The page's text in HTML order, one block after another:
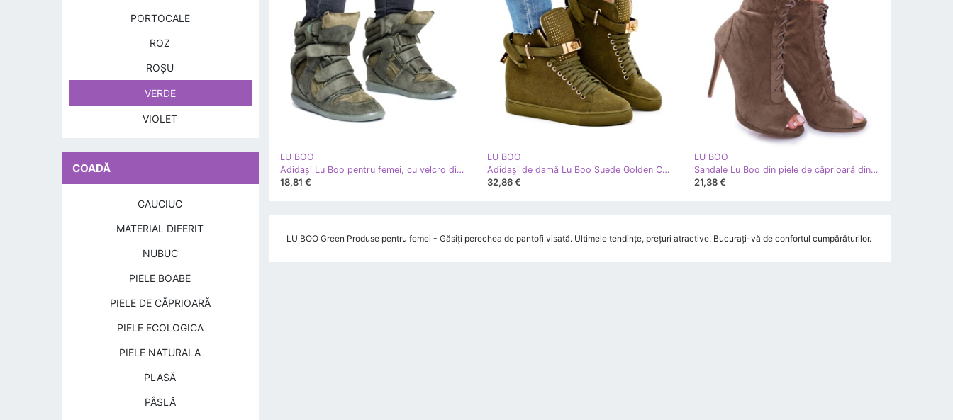
LU BOO
Adidași Lu Boo pentru femei, cu velcro din piele de căprioară, măslin Alexis verde
18,81 €
LU BOO
Adidași de damă Lu Boo Suede Golden Candlock Olive Elani verde
32,86 €
LU BOO
Sandale Lu Boo din piele de căprioară din piele de căprioară Cizme pe toc înalt Natasha verde
21,38 €
LU BOO Green Produse pentru femei - Găsiți perechea de pantofi visată. Ultimele tendințe, prețuri atractive. Bucurați-vă de confortul cumpărăturilor.
PORTOCALE
ROZ
ROŞU
VERDE
VIOLET
COADĂ
CAUCIUC
MATERIAL DIFERIT
NUBUC
PIELE BOABE
PIELE DE CĂPRIOARĂ
PIELE ECOLOGICA
PIELE NATURALA
PLASĂ
PÂSLĂ